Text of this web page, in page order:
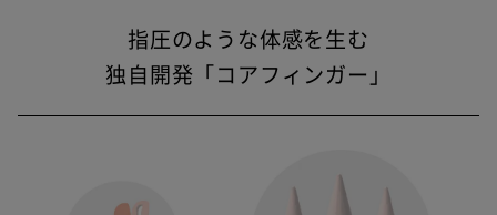
指圧のような体感を生む
独自開発「コアフィンガー」